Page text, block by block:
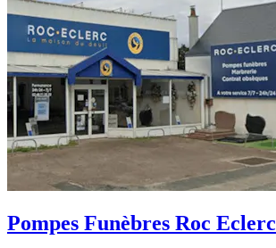
Pompes Funèbres Roc Eclerc